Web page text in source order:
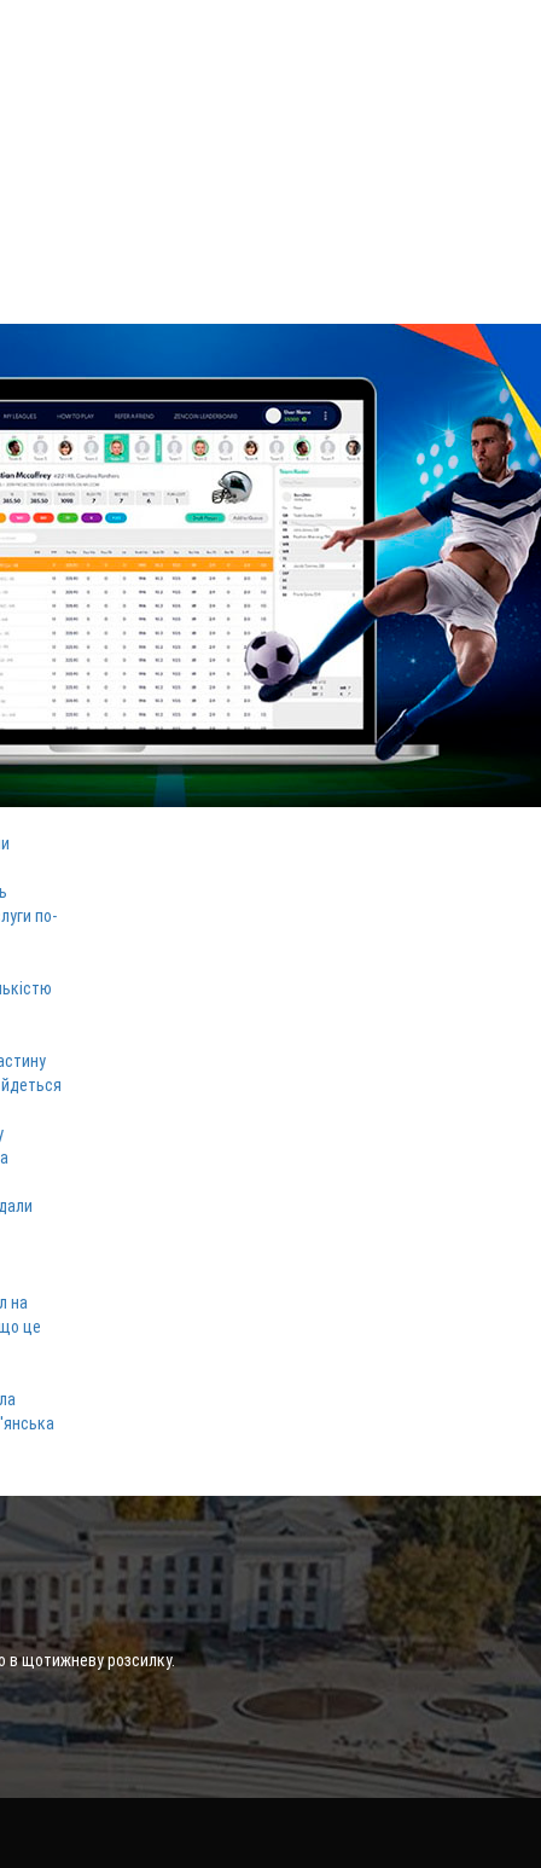
по-
на
що це
в щотижневу розсилку.